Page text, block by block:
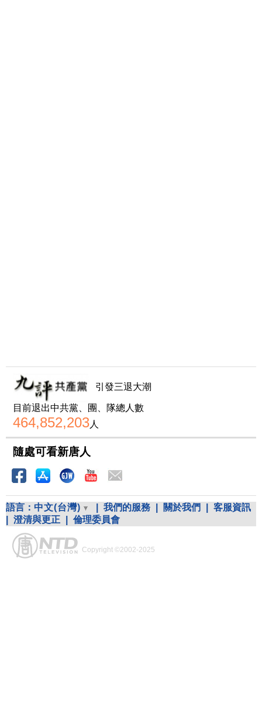
引發三退大潮
目前退出中共黨、團、隊總人數
464,852,203人
隨處可看新唐人
語言： 中文(台灣) 我們的服務 關於我們
客服資訊
澄清與更正 倫理委員會
Copyright ©2002-2025